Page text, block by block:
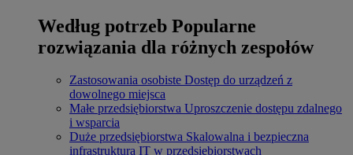
Według potrzeb Popularne
rozwiązania dla różnych zespołów
Zastosowania osobiste Dostęp do urządzeń z
dowolnego miejsca
Małe przedsiębiorstwa Uproszczenie dostępu zdalnego
i wsparcia
Duże przedsiębiorstwa Skalowalna i bezpieczna
infrastruktura IT w przedsiębiorstwach